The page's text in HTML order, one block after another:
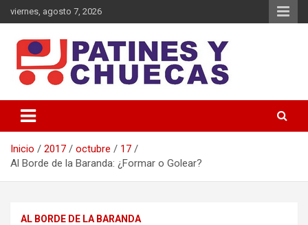
Saltar
al
viernes, agosto 7, 2026
Patines y Chuecas
Inicio 2017 octubre
17
Al Borde de la Baranda: ¿Formar o Golear?
AL BORDE DE LA BARANDA